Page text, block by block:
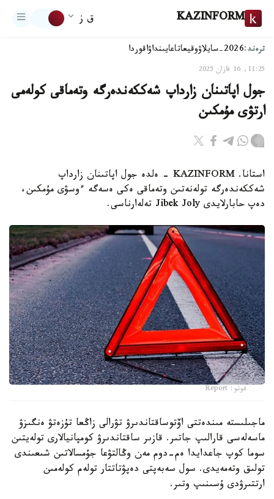
KAZINFORM ق ز
ترەند:2026-سايلاۋ وقيعاتاعايىنداۋاقوردا
11:25, 16 قازان 2025
جول اپاتىنان زارداپ شەككەندەرگە وتەماقى كولەمى
ارتۋى مۇمكىن
استانا. KAZINFORM - ەلدە جول اپاتىنان زارداپ
شەككەندەرگە تولەنەتىن وتەماقى ەكى ەسەگە ءوسۋى مۇمكىن،
دەپ حابارلايدى Jibek Joly تەلەارناسى.
فوتو: Report
ماجىلىستە مىندەتتى اۆتوساقتاندىرۋ تۋرالى زاڭعا تۇزەتۋ ەنگىزۋ
ماسەلەسى قارالىپ جاتىر. قازىر ساقتاندىرۋ كومپانيالارى تولەيتىن
سوما كوپ جاعدايدا ەم-دوم مەن وڭالتۋعا جۇمسالاتىن شىعىندى
تولىق وتەمەيدى. سول سەبەپتى دەپۋتاتتار تولەم كولەمىن
ارتتىرۋدى ۇسىنىپ وتىر.